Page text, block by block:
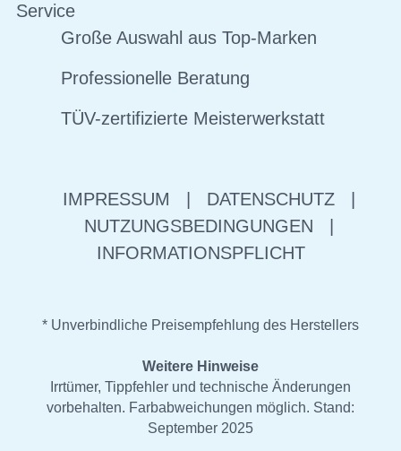
Service
Große Auswahl aus Top-Marken
Professionelle Beratung
TÜV-zertifizierte Meisterwerkstatt
IMPRESSUM DATENSCHUTZ
NUTZUNGSBEDINGUNGEN
INFORMATIONSPFLICHT
* Unverbindliche Preisempfehlung des Herstellers
Weitere Hinweise
Irrtümer, Tippfehler und technische Änderungen
vorbehalten. Farbabweichungen möglich. Stand:
September 2025